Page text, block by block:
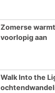
Zomerse
voorlopig aan
Walk Into the